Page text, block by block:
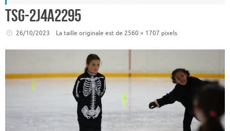
TSG-2J4A2295
26/10/2023 La taille originale est de 2560 × 1707 pixels